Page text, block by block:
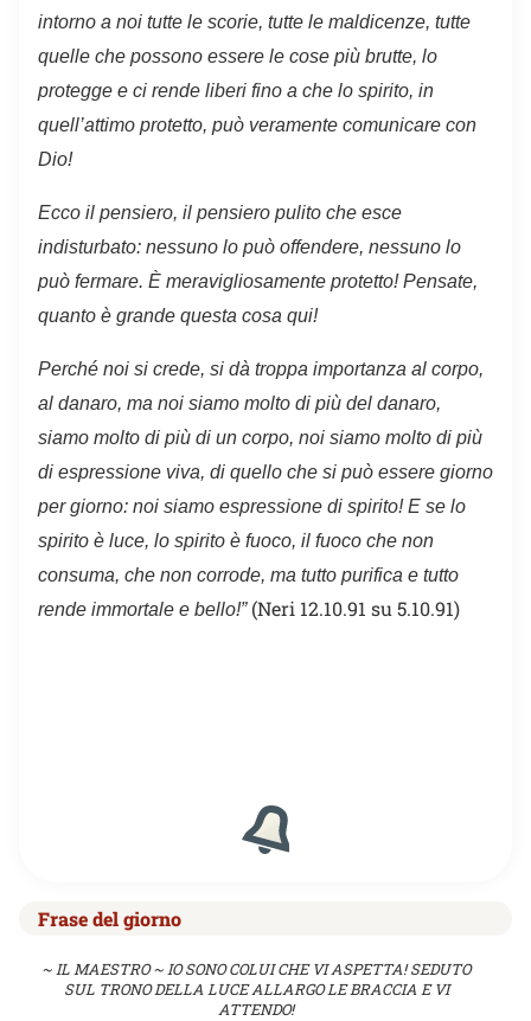
intorno a noi tutte le scorie, tutte le maldicenze, tutte
quelle che possono essere le cose più brutte, lo
protegge e ci rende liberi fino a che lo spirito, in
quell’attimo protetto, può veramente comunicare con
Dio!
Ecco il pensiero, il pensiero pulito che esce
indisturbato: nessuno lo può offendere, nessuno lo
può fermare. È meravigliosamente protetto! Pensate,
quanto è grande questa cosa qui!
Perché noi si crede, si dà troppa importanza al corpo,
al danaro, ma noi siamo molto di più del danaro,
siamo molto di più di un corpo, noi siamo molto di più
di espressione viva, di quello che si può essere giorno
per giorno: noi siamo espressione di spirito! E se lo
spirito è luce, lo spirito è fuoco, il fuoco che non
consuma, che non corrode, ma tutto purifica e tutto
rende immortale e bello!” (Neri 12.10.91 su 5.10.91)
Frase del giorno
~ IL MAESTRO ~ IO SONO COLUI CHE VI ASPETTA! SEDUTO
SUL TRONO DELLA LUCE ALLARGO LE BRACCIA E VI
ATTENDO!